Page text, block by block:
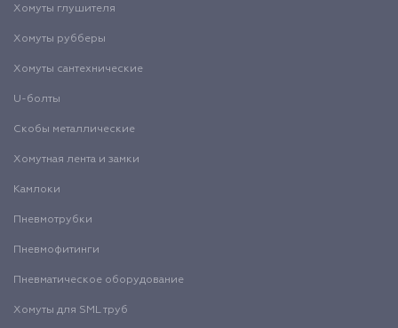
Хомуты глушителя
Хомуты рубберы
Хомуты сантехнические
U-болты
Скобы металлические
Хомутная лента и замки
Камлоки
Пневмотрубки
Пневмофитинги
Пневматическое оборудование
Хомуты для SML труб